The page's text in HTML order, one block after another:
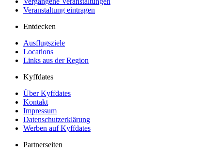
Veranstaltung eintragen
Entdecken
Ausflugsziele
Locations
Links aus der Region
Kyffdates
Über Kyffdates
Kontakt
Impressum
Datenschutzerklärung
Werben auf Kyffdates
Partnerseiten